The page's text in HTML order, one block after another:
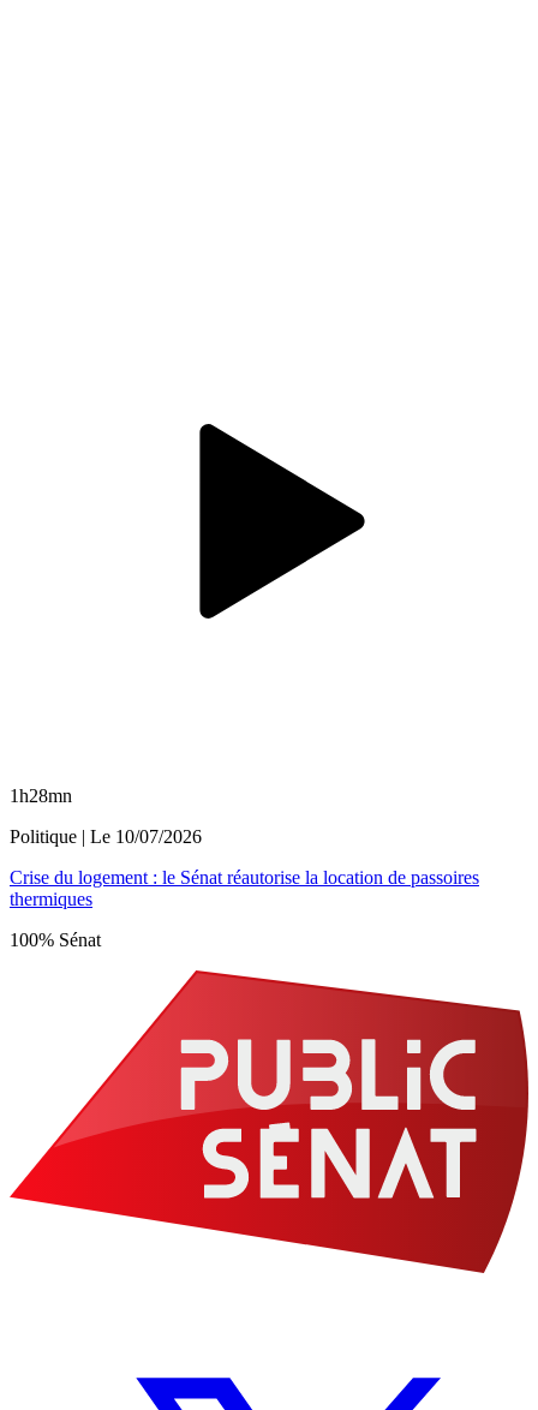
1h28mn
Politique | Le 10/07/2026
Crise du logement : le Sénat réautorise la location de passoires
thermiques
100% Sénat